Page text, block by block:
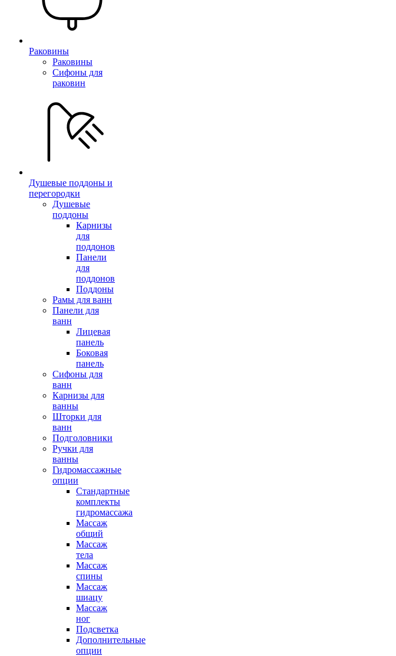
Раковины
Раковины
Сифоны для
раковин
Душевые поддоны и
перегородки
Душевые
поддоны
Карнизы
для
поддонов
Панели
для
поддонов
Поддоны
Рамы для ванн
Панели для
ванн
Лицевая
панель
Боковая
панель
Сифоны для
ванн
Карнизы для
ванны
Шторки для
ванн
Подголовники
Ручки для
ванны
Гидромассажные
опции
Стандартные
комплекты
гидромассажа
Массаж
общий
Массаж
тела
Массаж
спины
Массаж
шиацу
Массаж
ног
Подсветка
Дополнительные
опции